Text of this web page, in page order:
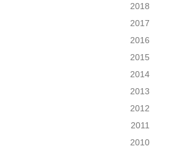
2018
2017
2016
2015
2014
2013
2012
2011
2010